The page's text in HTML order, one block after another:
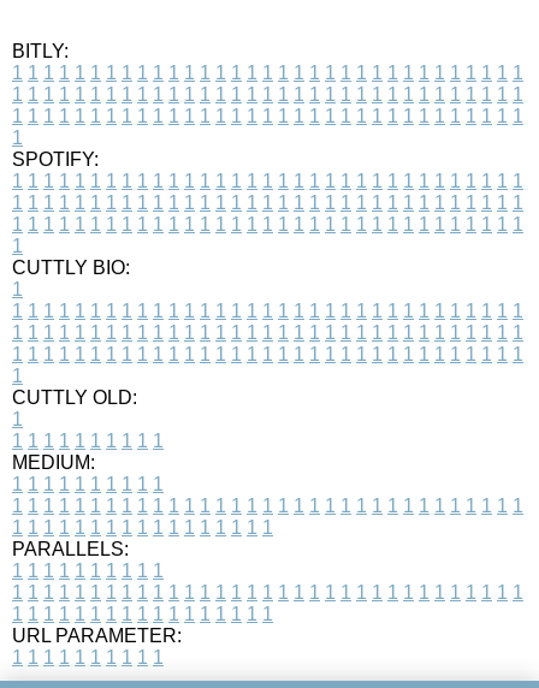
BITLY:
1 1 1 1 1 1 1 1 1 1 1 1 1 1 1 1 1 1 1 1 1 1 1 1 1 1 1 1 1 1 1 1 1
1 1 1 1 1 1 1 1 1 1 1 1 1 1 1 1 1 1 1 1 1 1 1 1 1 1 1 1 1 1 1 1 1
1 1 1 1 1 1 1 1 1 1 1 1 1 1 1 1 1 1 1 1 1 1 1 1 1 1 1 1 1 1 1 1 1
1
SPOTIFY:
1 1 1 1 1 1 1 1 1 1 1 1 1 1 1 1 1 1 1 1 1 1 1 1 1 1 1 1 1 1 1 1 1
1 1 1 1 1 1 1 1 1 1 1 1 1 1 1 1 1 1 1 1 1 1 1 1 1 1 1 1 1 1 1 1 1
1 1 1 1 1 1 1 1 1 1 1 1 1 1 1 1 1 1 1 1 1 1 1 1 1 1 1 1 1 1 1 1 1
1
CUTTLY BIO:
1
1 1 1 1 1 1 1 1 1 1 1 1 1 1 1 1 1 1 1 1 1 1 1 1 1 1 1 1 1 1 1 1 1
1 1 1 1 1 1 1 1 1 1 1 1 1 1 1 1 1 1 1 1 1 1 1 1 1 1 1 1 1 1 1 1 1
1 1 1 1 1 1 1 1 1 1 1 1 1 1 1 1 1 1 1 1 1 1 1 1 1 1 1 1 1 1 1 1 1
1
CUTTLY OLD:
1
1 1 1 1 1 1 1 1 1 1
MEDIUM:
1 1 1 1 1 1 1 1 1 1
1 1 1 1 1 1 1 1 1 1 1 1 1 1 1 1 1 1 1 1 1 1 1 1 1 1 1 1 1 1 1 1 1
1 1 1 1 1 1 1 1 1 1 1 1 1 1 1 1 1
PARALLELS:
1 1 1 1 1 1 1 1 1 1
1 1 1 1 1 1 1 1 1 1 1 1 1 1 1 1 1 1 1 1 1 1 1 1 1 1 1 1 1 1 1 1 1
1 1 1 1 1 1 1 1 1 1 1 1 1 1 1 1 1
URL PARAMETER:
1 1 1 1 1 1 1 1 1 1